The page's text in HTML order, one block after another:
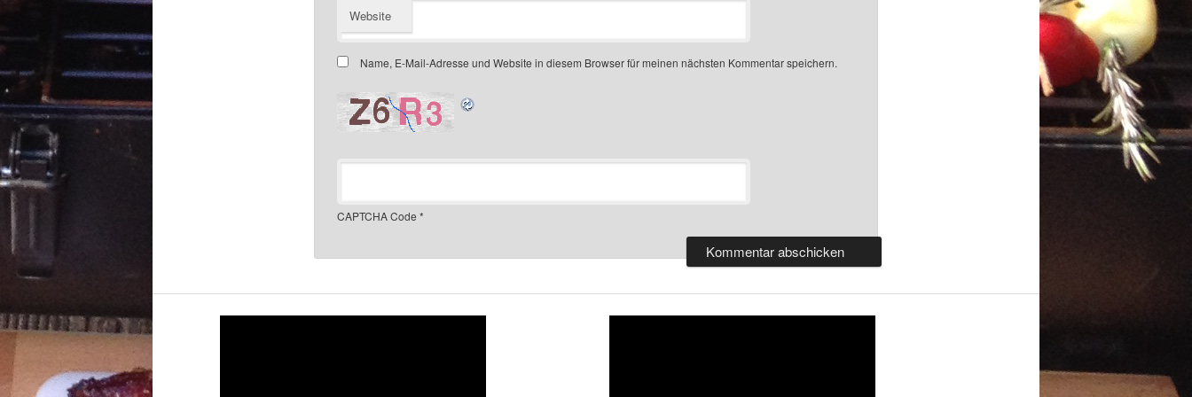
Website
Name, E-Mail-Adresse und Website in diesem Browser für meinen nächsten Kommentar speichern.
CAPTCHA Code *